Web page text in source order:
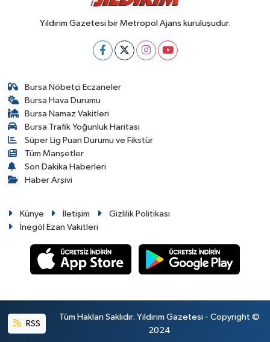
Yıldırım Gazetesi bir Metropol Ajans kuruluşudur.
Bursa Nöbetçi Eczaneler
Bursa Hava Durumu
Bursa Namaz Vakitleri
Bursa Trafik Yoğunluk Haritası
Süper Lig Puan Durumu ve Fikstür
Tüm Manşetler
Son Dakika Haberleri
Haber Arşivi
Künye İletişim
Gizlilik Politikası
İnegöl Ezan Vakitleri
RSS
Tüm Hakları Saklıdır. Yıldırım Gazetesi - Copyright ©
2024